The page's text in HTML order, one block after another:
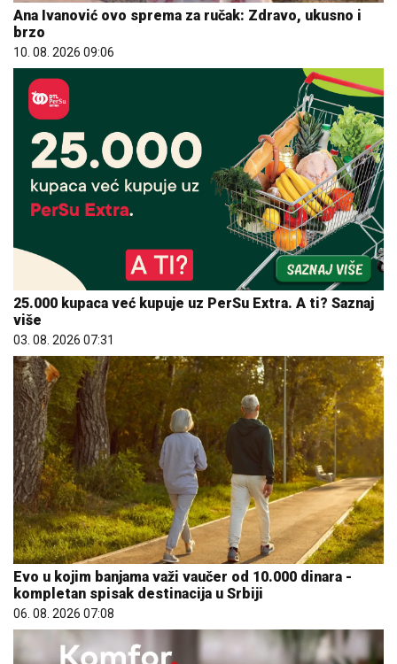
Ana Ivanović ovo sprema za ručak: Zdravo, ukusno i
brzo
10. 08. 2026 09:06
25.000 kupaca već kupuje uz PerSu Extra. A ti? Saznaj
više
03. 08. 2026 07:31
Evo u kojim banjama važi vaučer od 10.000 dinara -
kompletan spisak destinacija u Srbiji
06. 08. 2026 07:08